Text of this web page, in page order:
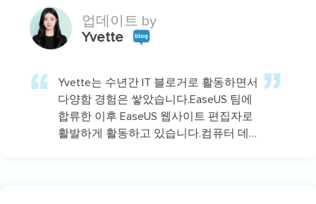
업데이트 by
Yvette
Yvette는 수년간 IT 블로거로 활동하면서
다양함 경험은 쌓았습니다.EaseUS 팀에
합류한 이후 EaseUS 웹사이트 편집자로
활발하게 활동하고 있습니다.컴퓨터 데